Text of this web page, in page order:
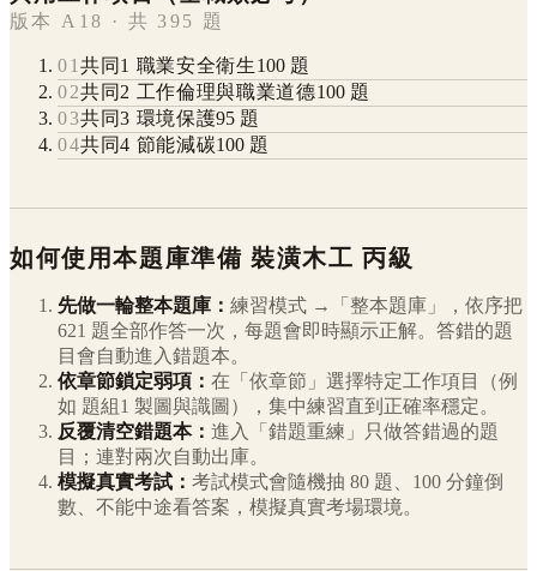
版本 A18 · 共 395 題
01共同1 職業安全衛生100題
02共同2 工作倫理與職業道德100題
03共同3 環境保護95 題
04共同4 節能減碳100 題
如何使用本題庫準備 裝潢木工 丙級
先做一輪整本題庫： 練習模式 →「整本題庫」，依序把
621 題全部作答一次，每題會即時顯示正解。答錯的題
目會自動進入錯題本。
依章節鎖定弱項： 在「依章節」選擇特定工作項目（例
如 題組1 製圖與識圖 ），集中練習直到正確率穩定。
反覆清空錯題本： 進入「錯題重練」只做答錯過的題
目；連對兩次自動出庫。
模擬真實考試： 考試模式會隨機抽 80 題、100 分鐘倒
數、不能中途看答案，模擬真實考場環境。